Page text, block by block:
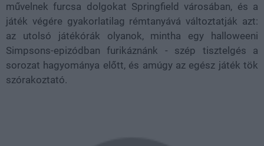
művelnek furcsa dolgokat Springfield városában, és a
játék végére gyakorlatilag rémtanyává változtatják azt:
az utolsó játékórák olyanok, mintha egy halloweeni
Simpsons-epizódban furikáznánk - szép tisztelgés a
sorozat hagyománya előtt, és amúgy az egész játék tök
szórakoztató.